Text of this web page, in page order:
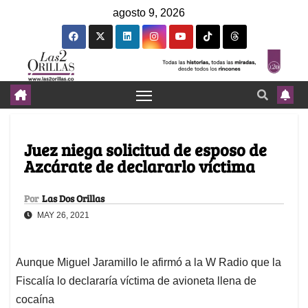
agosto 9, 2026
Juez niega solicitud de esposo de
Azcárate de declararlo víctima
Por Las Dos Orillas
MAY 26, 2021
Aunque Miguel Jaramillo le afirmó a la W Radio que la
Fiscalía lo declararía víctima de avioneta llena de
cocaína